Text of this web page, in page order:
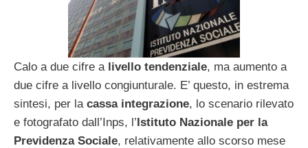
Calo a due cifre a livello tendenziale, ma aumento a
due cifre a livello congiunturale. E’ questo, in estrema
sintesi, per la cassa integrazione, lo scenario rilevato
e fotografato dall’Inps, l’Istituto Nazionale per la
Previdenza Sociale, relativamente allo scorso mese